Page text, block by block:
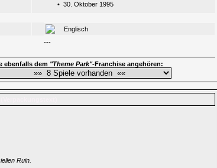
• 30. Oktober 1995
Englisch
---
ebenfalls dem "Theme Park"-Franchise angehören:
Ruin.